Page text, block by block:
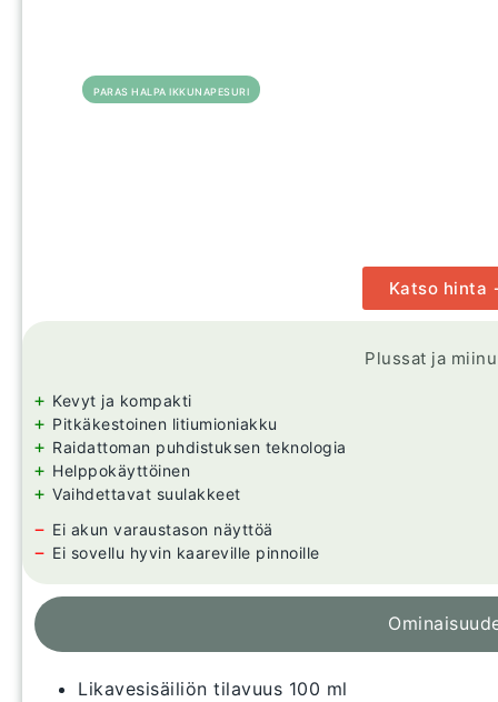
PARAS HALPA IKKUNAPESURI
Katso hinta
Plussat ja
+ Kevyt ja kompakti
+ Pitkäkestoinen litiumioniakku
+ Raidattoman puhdistuksen teknologia
+ Helppokäyttöinen
+ Vaihdettavat suulakkeet
− Ei akun varaustason näyttöä
− Ei sovellu hyvin kaareville pinnoille
Likavesisäiliön tilavuus 100 ml